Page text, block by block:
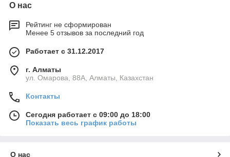
О нас
Рейтинг не сформирован
Менее 5 отзывов за последний год
Работает с 31.12.2017
г. Алматы
ул. Омарова, 88А, Алматы, Казахстан
Контакты
Сегодня работает с 09:00 до 18:00
Показать весь график работы
О нас